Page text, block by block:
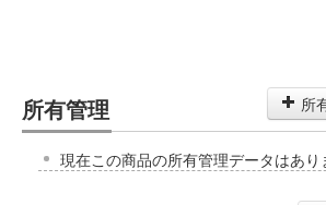
所有管理 所
現在この商品の所有管理データはあり